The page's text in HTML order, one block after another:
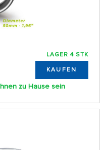
LAGER 4 STK
KAUFEN
zu Hause sein